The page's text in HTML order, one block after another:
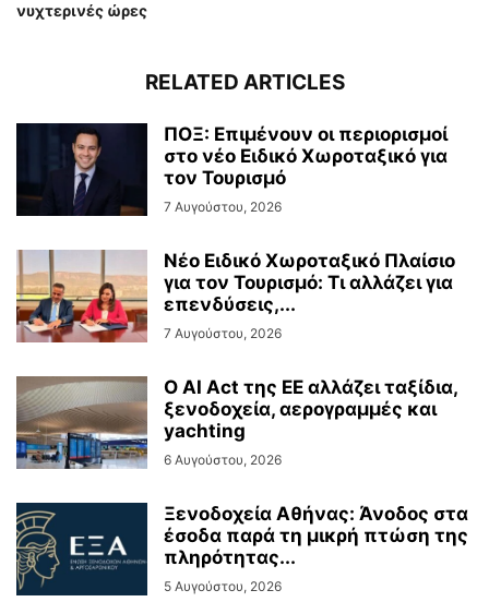
νυχτερινές ώρες
RELATED ARTICLES
ΠΟΞ: Επιμένουν οι περιορισμοί
στο νέο Ειδικό Χωροταξικό για
τον Τουρισμό
7 Αυγούστου, 2026
Νέο Ειδικό Χωροταξικό Πλαίσιο
για τον Τουρισμό: Τι αλλάζει για
επενδύσεις,...
7 Αυγούστου, 2026
Ο AI Act της ΕΕ αλλάζει ταξίδια,
ξενοδοχεία, αερογραμμές και
yachting
6 Αυγούστου, 2026
Ξενοδοχεία Αθήνας: Άνοδος στα
έσοδα παρά τη μικρή πτώση της
πληρότητας...
5 Αυγούστου, 2026